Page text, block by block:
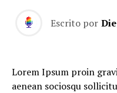
Escrito por
Lorem Ipsum proin
aenean sociosqu